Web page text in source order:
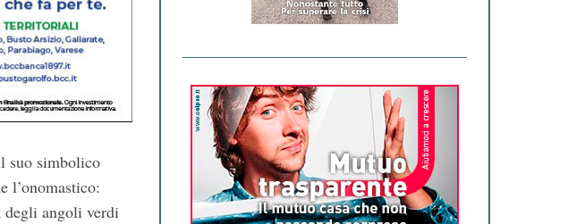
suo simbolico
l’onomastico:
degli angoli verdi